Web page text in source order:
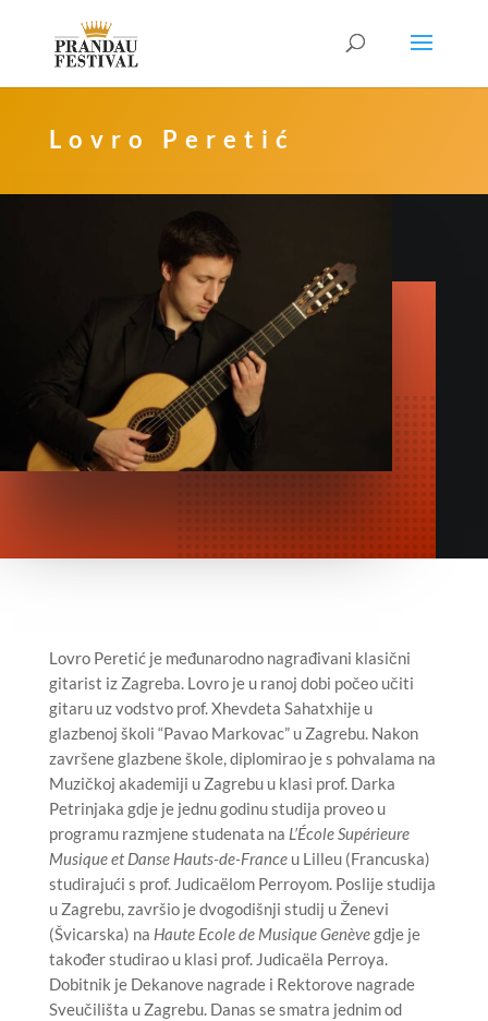
Lovro Peretić
Lovro Peretić je međunarodno nagrađivani klasični
gitarist iz Zagreba. Lovro je u ranoj dobi počeo učiti
gitaru uz vodstvo prof. Xhevdeta Sahatxhije u
glazbenoj školi “Pavao Markovac” u Zagrebu. Nakon
završene glazbene škole, diplomirao je s pohvalama na
Muzičkoj akademiji u Zagrebu u klasi prof. Darka
Petrinjaka gdje je jednu godinu studija proveo u
programu razmjene studenata na L’École Supérieure
Musique et Danse Hauts-de-Franceu Lilleu (Francuska)
studirajući s prof. Judicaëlom Perroyom. Poslije studija
u Zagrebu, završio je dvogodišnji studij u Ženevi
(Švicarska) na Haute Ecole de Musique Genèvegdje je
također studirao u klasi prof. Judicaëla Perroya.
Dobitnik je Dekanove nagrade i Rektorove nagrade
Sveučilišta u Zagrebu. Danas se smatra jednim od